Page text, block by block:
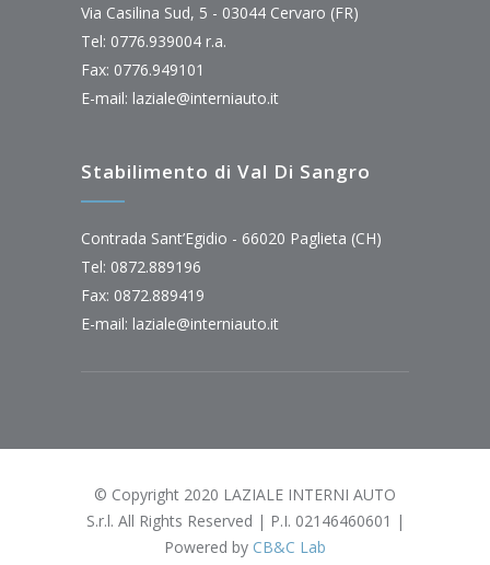
Via Casilina Sud, 5 - 03044 Cervaro (FR)
Tel: 0776.939004 r.a.
Fax: 0776.949101
E-mail: laziale@interniauto.it
Stabilimento di Val Di Sangro
Contrada Sant’Egidio - 66020 Paglieta (CH)
Tel: 0872.889196
Fax: 0872.889419
E-mail: laziale@interniauto.it
© Copyright 2020 LAZIALE INTERNI AUTO
S.r.l. All Rights Reserved | P.I. 02146460601 |
Powered by CB&C Lab